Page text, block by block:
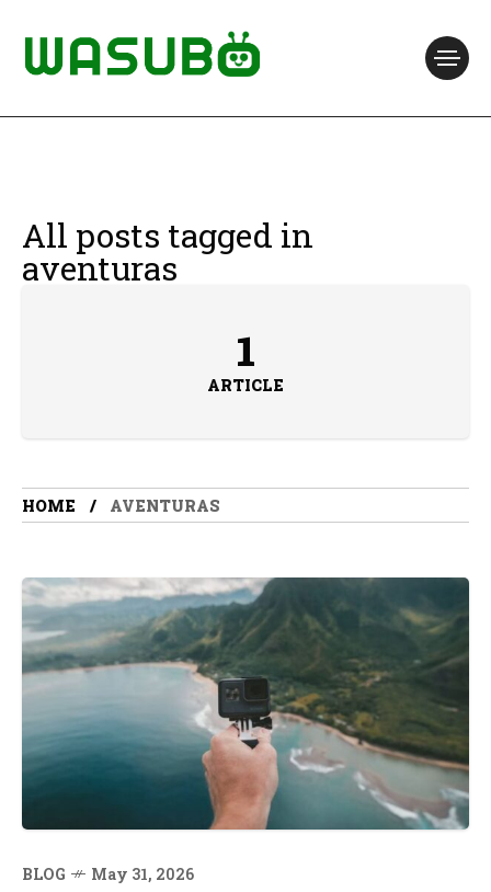
All posts tagged in
aventuras
1
ARTICLE
HOME AVENTURAS
BLOG May 31, 2026